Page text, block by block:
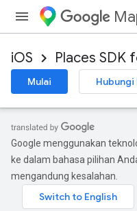
iOS Places SDK
Mulai
Google menggunakan
ke dalam bahasa pilihan
mengandung kesalahan.